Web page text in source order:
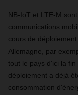
NB-IoT et LTE-M
communications
cours de
Allemagne, par
tout le pays d'ici la
déploiement a déjà
consommation